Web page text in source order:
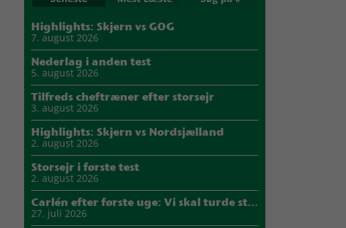
Highlights: Skjern vs GOG
7. august 2026
Nederlag i anden test
5. august 2026
Tilfreds cheftræner efter storsejr
3. august 2026
Highlights: Skjern vs Nordsjælland
2. august 2026
Storsejr i første test
2. august 2026
Carlén efter første uge: Vi skal turde stille krav til hinanden
27. juli 2026